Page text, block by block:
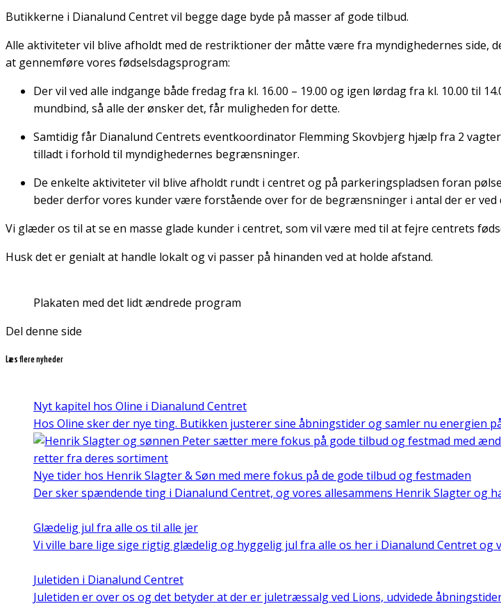
Butikkerne i Dianalund Centret vil begge dage byde på masser af gode tilbud.
Alle aktiviteter vil blive afholdt med de restriktioner der måtte være fra myndighedernes
at gennemføre vores fødselsdagsprogram:
Der vil ved alle indgange både fredag fra kl. 16.00 – 19.00 og igen lørdag fra kl. 10.00 til
mundbind, så alle der ønsker det, får muligheden for dette.
Samtidig får Dianalund Centrets eventkoordinator Flemming Skovbjerg hjælp fra 2
tilladt i forhold til myndighedernes begrænsninger.
De enkelte aktiviteter vil blive afholdt rundt i centret og på parkeringspladsen foran
beder derfor vores kunder være forstående over for de begrænsninger i antal der er ved
Vi glæder os til at se en masse glade kunder i centret, som vil være med til at fejre centrets
Husk det er genialt at handle lokalt og vi passer på hinanden ved at holde afstand.
Plakaten med det lidt ændrede program
Del denne side
Læs flere nyheder
Nyt kapitel hos Oline i Dianalund Centret
Hos Oline sker der nye ting. Butikken justerer sine åbningstider og samler nu energien
Nye tider hos Henrik Slagter & Søn med mere fokus på de gode tilbud og festmaden
Der sker spændende ting i Dianalund Centret, og vores allesammens Henrik Slagter og
Glædelig jul fra alle os til alle jer
Vi ville bare lige sige rigtig glædelig og hyggelig jul fra alle os her i Dianalund Centret og
Juletiden i Dianalund Centret
Juletiden er over os og det betyder at der er juletræssalg ved Lions, udvidede